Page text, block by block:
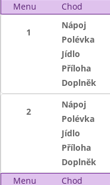
Menu
Chod
1
Nápoj
Polévka
Jídlo
Příloha
Doplněk
2
Nápoj
Polévka
Jídlo
Příloha
Doplněk
Menu
Chod